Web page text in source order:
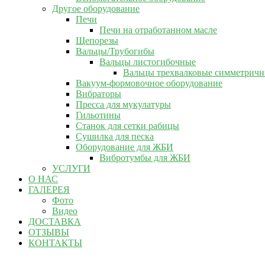
Другое оборудование
Печи
Печи на отработанном масле
Щепорезы
Вальцы/Трубогибы
Вальцы листогибочные
Вальцы трехвалковые
Вакуум-формовочное оборудование
Вибраторы
Пресса для мукулатуры
Гильотины
Станок для сетки рабицы
Сушилка для песка
Оборудование для ЖБИ
Вибротумбы для ЖБИ
УСЛУГИ
О НАС
ГАЛЕРЕЯ
Фото
Видео
ДОСТАВКА
ОТЗЫВЫ
КОНТАКТЫ